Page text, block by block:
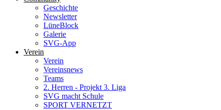
Geschichte
Newsletter
LüneBlock
Galerie
SVG-App
Verein
Verein
Vereinsnews
Teams
2. Herren - Projekt 3. Liga
SVG macht Schule
SPORT VERNETZT